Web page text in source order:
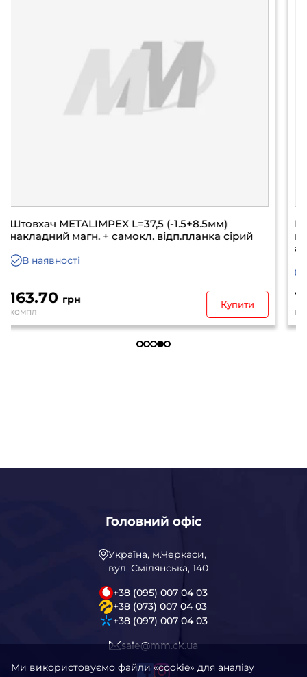
Штовхач METALIMPEX L=37,5 (-1.5+8.5мм)
накладний магн. + самокл. відп.планка
175.80грн
компл
Купити
Головний офіс
Україна, м.Черкаси,
вул. Смілянська, 140
+38 (095) 007 04 03
+38 (073) 007 04 03
+38 (097) 007 04 03
sale@mm.ck.ua
Ми використовуємо файли «cookie» для аналізу